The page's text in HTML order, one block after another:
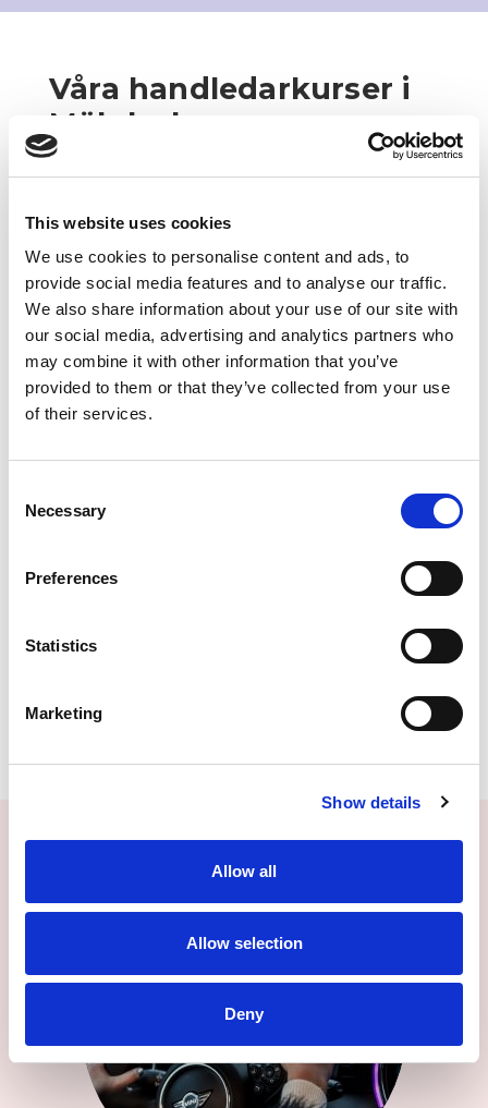
This website uses cookies
We use cookies to personalise content and ads, to
provide social media features and to analyse our traffic.
We also share information about your use of our site with
our social media, advertising and analytics partners who
may combine it with other information that you’ve
provided to them or that they’ve collected from your use
of their services.
Selection
Necessary
Preferences
Statistics
Marketing
Show details
Allow all
Allow selection
Deny
Våra handledarkurser i
Mölnlycke
Vi erbjuder handledarkurser på vår
Adressen är Hönekullavägen 7 och pris är
299 kr / pers och kursen tar tre timmar
exklusive raster.
Boka handledarkurs i Mölnlycke!